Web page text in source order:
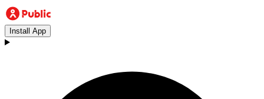
Install App